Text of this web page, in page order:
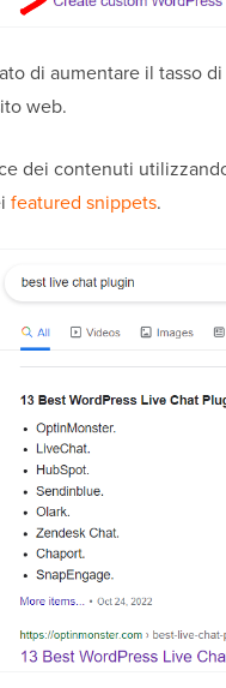
di aumentare il tasso
web.
dei contenuti
featured snippets.